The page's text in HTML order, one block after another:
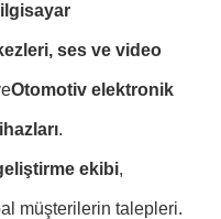
ses ve video
Otomotiv elektronik
.
ekibi,
müşterilerin talepleri.